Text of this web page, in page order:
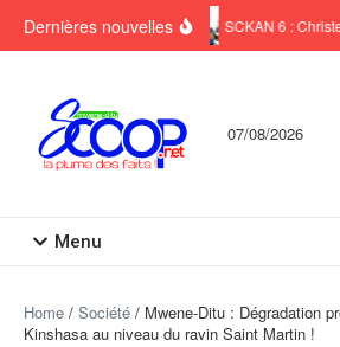
Dernières nouvelles SCKAN 6 :
07/08/2026
Menu
Home / Société / Mwene-Ditu : Dégradation
Kinshasa au niveau du ravin Saint Martin !